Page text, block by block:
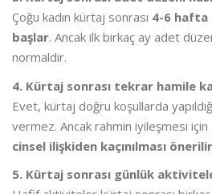
Çoğu kadın kürtaj sonrası 4-6 hafta
başlar. Ancak ilk birkaç ay adet
normaldir.
4. Kürtaj sonrası tekrar hamile
Evet, kürtaj doğru koşullarda
vermez. Ancak rahmin iyileşmesi için
cinsel ilişkiden kaçınılması önerilir
5. Kürtaj sonrası günlük